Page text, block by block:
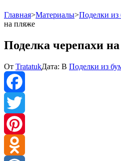
Главная>Материалы>Поделки из
на пляже
Поделка черепахи
От TratatukДата: В Поделки из
Facebook
Twitter
Pinterest